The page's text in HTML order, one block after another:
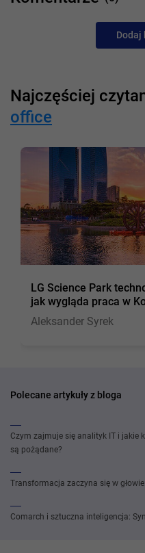
Dodaj
Najczęściej
office
LG Science Park
jak wygląda praca w
Aleksander Syrek
Polecane artykuły z bloga
Czym zajmuje się analityk IT i jakie
są pożądane?
Transformacja zaczyna się w
Comarch i sztuczna inteligencja: